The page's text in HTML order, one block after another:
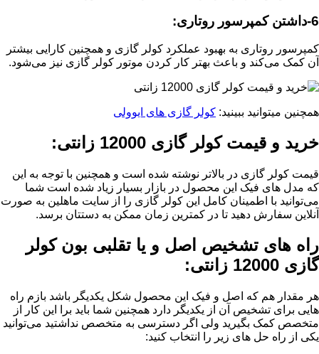
6-داشتن کمپرسور روتاری:
کمپرسور روتاری به بهبود عملکرد کولر گازی و همچنین کارایی بیشتر
آن کمک می‌کند و باعث بهتر کار کردن موتور کولر گازی نیز می‌شود.
همچنین میتوانید ببینید: کولر گازی های ایوولی
خرید و قیمت کولر گازی 12000 زانتی:
قیمت کولر گازی در بالاتر نوشته شده است و همچنین با توجه به این
که مدل های فیک این محصول در بازار بسیار زیاد شده است شما
می‌توانید با اطمینان کامل این کولر گازی را از سایت ماهلین به صورت
آنلاین سفارش دهید تا در کمترین زمان ممکن به دستتان برسد.
راه های تشخیص اصل و یا تقلبی بون کولر
گازی 12000 زانتی:
هر مقدار هم که اصل و فیک این محصول شکل یکدیگر باشد بازم راه
هایی برای تشخیص آن از یکدیگر دارد همچنین شما باید برا این کار از
متخصص کمک بگیرید ولی اگر دسترسی به متخصص نداشتید می‌توانید
یکی از راه حل های زیر را انتخاب کنید: